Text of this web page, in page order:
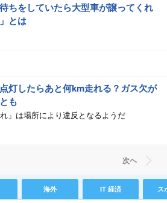
ちをしていたら大型車が譲ってくれ
とは
灯したらあと何km走れる？ガス欠が
も
」は場所により違反となるようだ
次ヘ
海外 IT 経済 ス